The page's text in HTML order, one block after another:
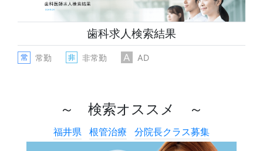
歯科求人検索結果
常勤 非常勤 AD
～ 検索オススメ ～
福井県 根管治療 分院長クラス募集